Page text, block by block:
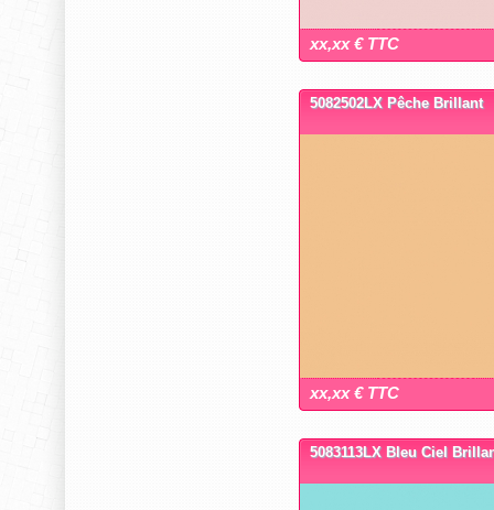
xx,xx € TTC
5082502LX Pêche Brillant
xx,xx € TTC
5083113LX Bleu Ciel